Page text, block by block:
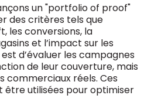
un "portfolio of proof"
des critères tels que
les conversions, la
et l’impact sur les
d’évaluer les campagnes
de leur couverture, mais
commerciaux réels. Ces
utilisées pour optimiser